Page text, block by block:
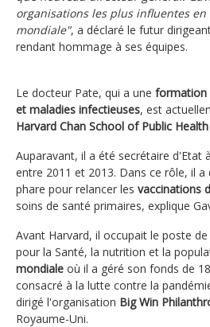
organisations les plus influentes
mondiale", a déclaré le futur
rendant hommage à ses équipes.
Le docteur Pate, qui a une formation
et maladies infectieuses, est
Harvard Chan School of Public Health
Auparavant, il a été secrétaire d'Etat
entre 2011 et 2013. Dans ce rôle, il a
phare pour relancer les vaccinations
soins de santé primaires, explique
Avant Harvard, il occupait le poste
pour la Santé, la nutrition et la
mondiale où il a géré son fonds de
consacré à la lutte contre la
dirigé l'organisation Big Win
Royaume-Uni.